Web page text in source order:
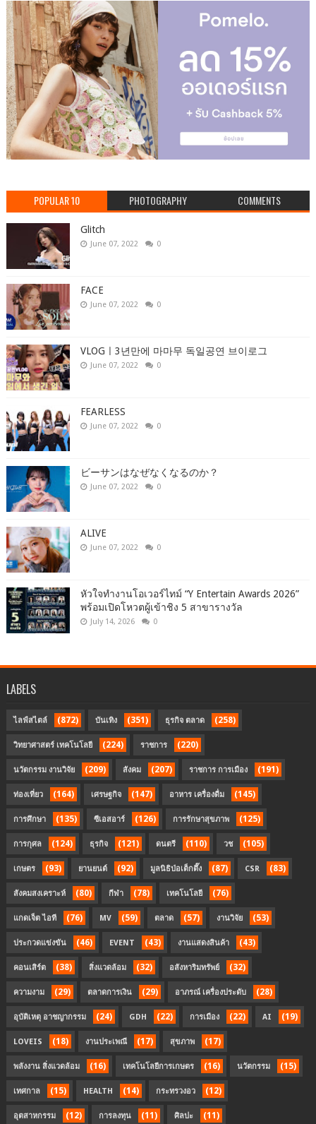
POPULAR 10 PHOTOGRAPHY COMMENTS
Glitch
June 07, 2022 0
FACE
June 07, 2022 0
VLOGㅣ3년만에 마마무 독일공연 브이로그
June 07, 2022 0
FEARLESS
June 07, 2022 0
ビーサンはなぜなくなるのか？
June 07, 2022 0
ALIVE
June 07, 2022 0
หัวใจทำงานโอเวอร์ไทม์ “Y Entertain Awards 2026”
พร้อมเปิดโหวตผู้เข้าชิง 5 สาขารางวัล
July 14, 2026 0
LABELS
ไลฟ์สไตล์ (872) บันเทิง (351) ธุรกิจ ตลาด (258)
วิทยาศาสตร์ เทคโนโลยี (224) ราชการ (220)
นวัตกรรม งานวิจัย (209) สังคม (207) ราชการ การเมือง (191)
ท่องเที่ยว (164) เศรษฐกิจ (147) อาหาร เครื่องดื่ม (145)
การศึกษา (135) ซีเอสอาร์ (126) การรักษาสุขภาพ (125)
การกุศล (124) ธุรกิจ (121) ดนตรี (110) วช (105)
เกษตร (93) ยานยนต์ (92) มูลนิธิป่อเต็กตึ๊ง (87) CSR (83)
สังคมสงเคราะห์ (80) กีฬา (78) เทคโนโลยี (76)
แกดเจ็ต ไอที (76) MV (59) ตลาด (57) งานวิจัย (53)
ประกวดแข่งขัน (46) EVENT (43) งานแสดงสินค้า (43)
คอนเสิร์ต (38) สิ่งแวดล้อม (32) อสังหาริมทรัพย์ (32)
ความงาม (29) ตลาดการเงิน (29) อาภรณ์ เครื่องประดับ (28)
อุบัติเหตุ อาชญากรรม (24) GDH (22) การเมือง (22) AI (19)
LOVEIS (18) งานประเพณี (17) สุขภาพ (17)
พลังงาน สิ่งแวดล้อม (16) เทคโนโลยีการเกษตร (16) นวัตกรรม (15)
เทศกาล (15) HEALTH (14) กระทรวงอว (12)
อุตสาหกรรม (12) การลงทุน (11) ศิลปะ (11)